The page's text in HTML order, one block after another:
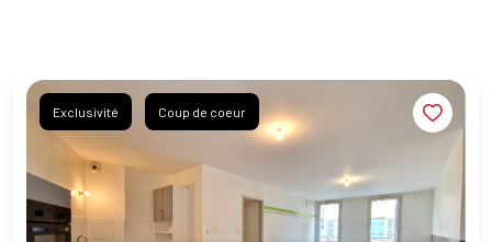
Exclusivité Coup de coeur